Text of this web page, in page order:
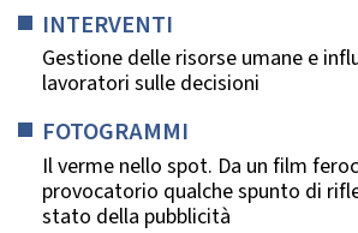
INTERVENTI
Gestione delle risorse umane e
lavoratori sulle decisioni
FOTOGRAMMI
Il verme nello spot. Da un film
provocatorio qualche spunto di
stato della pubblicità